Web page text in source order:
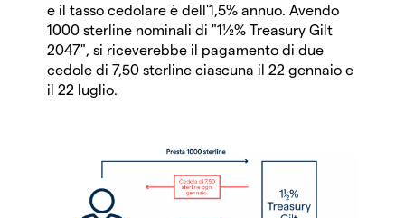
e il tasso cedolare è dell'1,5% annuo. Avendo
1000 sterline nominali di "1½% Treasury Gilt
2047", si riceverebbe il pagamento di due
cedole di 7,50 sterline ciascuna il 22 gennaio e
il 22 luglio.